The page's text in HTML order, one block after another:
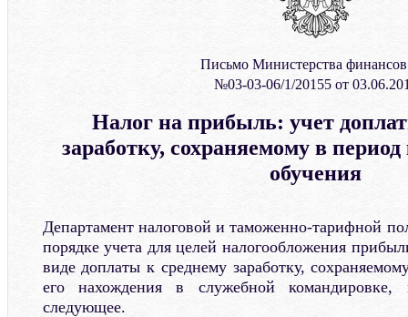
Письмо Министерства
№03-03-06/1/20155 от
Налог на прибыль: учет
заработку, сохраняемому в
обучения
Департамент налоговой и таможенно-тарифной
порядке учета для целей налогообложения
виде доплаты к среднему заработку,
его нахождения в служебной командировке,
следующее.